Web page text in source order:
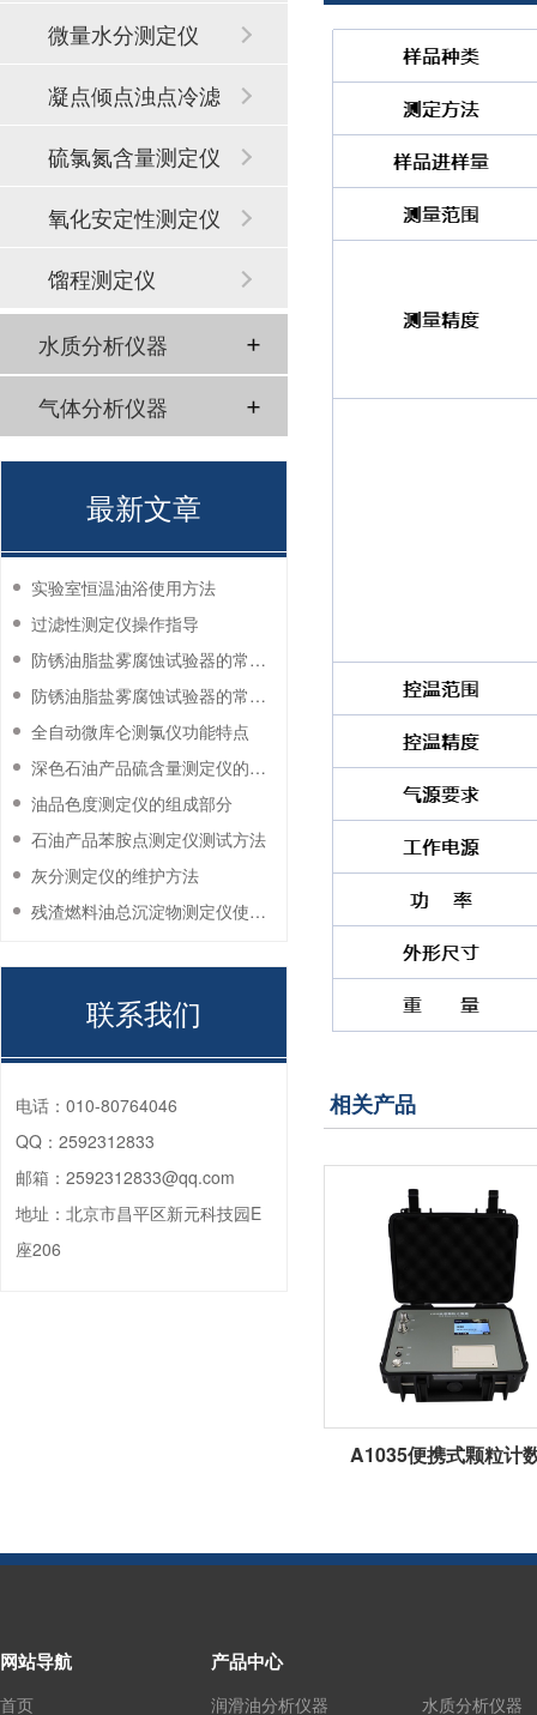
相关产品
A1035便携式颗粒计
微量水分测定仪
凝点倾点浊点冷滤
点
硫氯氮含量测定仪
氧化安定性测定仪
馏程测定仪
水质分析仪器
气体分析仪器
最新文章
实验室恒温油浴使用方法
过滤性测定仪操作指导
防锈油脂盐雾腐蚀试验器的常见故障与解决方法
防锈油脂盐雾腐蚀试验器的常见故障与解决方法
全自动微库仑测氯仪功能特点
深色石油产品硫含量测定仪的工作环境要求
油品色度测定仪的组成部分
石油产品苯胺点测定仪测试方法
灰分测定仪的维护方法
残渣燃料油总沉淀物测定仪使用注意事项
联系我们
电话： 010-80764046
QQ： 2592312833
邮箱： 2592312833@qq.com
地址： 北京市昌平区新元科技园E
座206
网站导航
首页
产品中心
润滑油分析仪器
水质分析仪器